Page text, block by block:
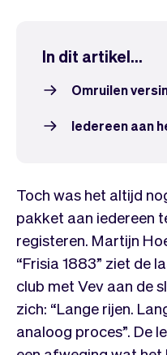
In dit artikel...
Omruilen
Iedereen aan
Toch was het altijd
pakket aan iedereen
registeren. Martijn
“Frisia 1883” ziet de
club met Vev aan de
zich: “Lange rijen.
analoog proces”. De